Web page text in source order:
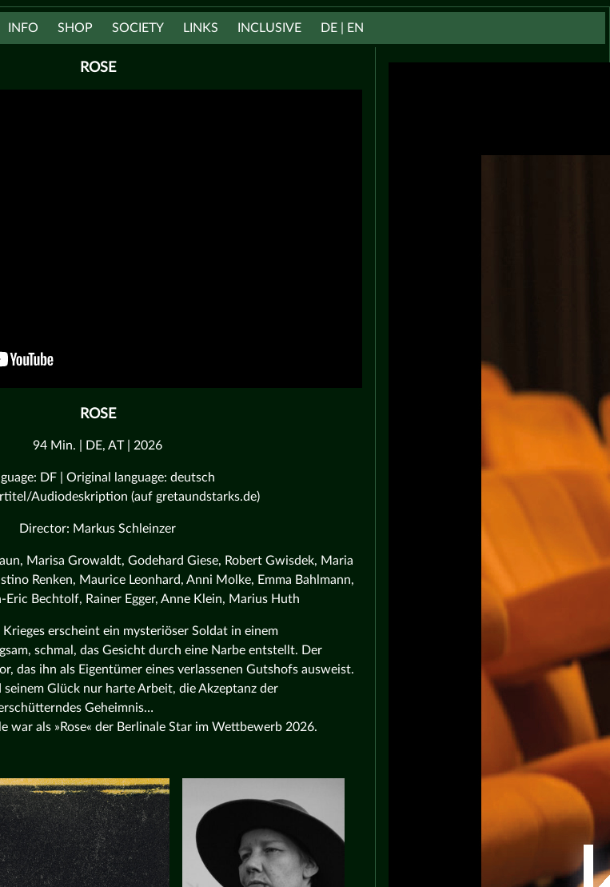
INFO SHOP SOCIETY LINKS INCLUSIVE DE | EN
ROSE
ROSE
94 Min. | DE, AT | 2026
DF | Original language: deutsch
Audiodeskription (auf gretaundstarks.de)
Director: Markus Schleinzer
Marisa Growaldt, Godehard Giese, Robert Gwisdek, Maria
Renken, Maurice Leonhard, Anni Molke, Emma Bahlmann,
Eric Bechtolf, Rainer Egger, Anne Klein, Marius Huth
erscheint ein mysteriöser Soldat in einem
schmal, das Gesicht durch eine Narbe entstellt. Der
das ihn als Eigentümer eines verlassenen Gutshofs ausweist.
Glück nur harte Arbeit, die Akzeptanz der
Geheimnis…
war als »Rose« der Berlinale Star im Wettbewerb 2026.